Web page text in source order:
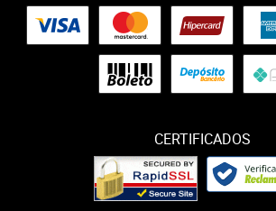
CERTIFICADOS